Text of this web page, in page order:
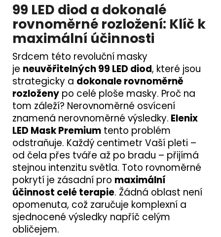
99 LED diod a dokonalé
rovnoměrné rozložení: Klíč k
maximální účinnosti
Srdcem této revoluční masky
je neuvěřitelných 99 LED diod, které jsou
strategicky a dokonale rovnoměrně
rozloženy po celé ploše masky. Proč na
tom záleží? Nerovnoměrné osvícení
znamená nerovnoměrné výsledky. Elenix
LED Mask Premium tento problém
odstraňuje. Každý centimetr Vaší pleti –
od čela přes tváře až po bradu – přijímá
stejnou intenzitu světla. Toto rovnoměrné
pokrytí je zásadní pro maximální
účinnost celé terapie. Žádná oblast není
opomenuta, což zaručuje komplexní a
sjednocené výsledky napříč celým
obličejem.